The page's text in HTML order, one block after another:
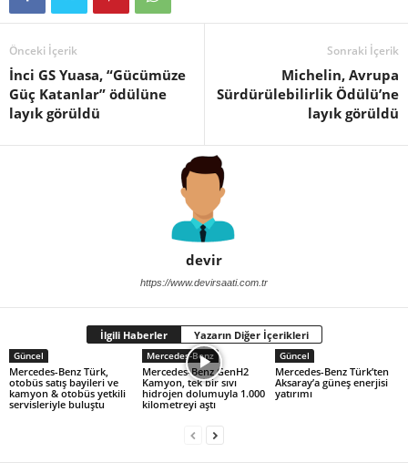
Önceki İçerik
İnci GS Yuasa, “Gücümüze
Güç Katanlar” ödülüne
layık görüldü
Sonraki İçerik
Michelin, Avrupa
Sürdürülebilirlik Ödülü’ne
layık görüldü
devir
https://www.devirsaati.com.tr
İlgili Haberler Yazarın Diğer İçerikleri
Güncel
Mercedes-Benz Türk,
otobüs satış bayileri ve
kamyon & otobüs yetkili
servisleriyle buluştu
Mercedes-Benz
Mercedes-Benz GenH2
Kamyon, tek bir sıvı
hidrojen dolumuyla 1.000
kilometreyi aştı
Güncel
Mercedes-Benz Türk’ten
Aksaray’a güneş enerjisi
yatırımı